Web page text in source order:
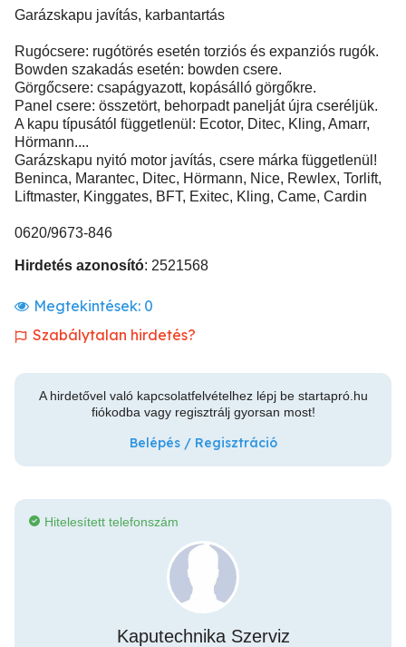
Garázskapu javítás, karbantartás
Rugócsere: rugótörés esetén torziós és expanziós rugók.
Bowden szakadás esetén: bowden csere.
Görgőcsere: csapágyazott, kopásálló görgőkre.
Panel csere: összetört, behorpadt panelját újra cseréljük.
A kapu típusától függetlenül: Ecotor, Ditec, Kling, Amarr,
Hörmann....
Garázskapu nyitó motor javítás, csere márka függetlenül!
Beninca, Marantec, Ditec, Hörmann, Nice, Rewlex, Torlift,
Liftmaster, Kinggates, BFT, Exitec, Kling, Came, Cardin
0620/9673-846
Hirdetés azonosító: 2521568
Megtekintések: 0
Szabálytalan hirdetés?
A hirdetővel való kapcsolatfelvételhez lépj be startapró.hu
fiókodba vagy regisztrálj gyorsan most!
Belépés / Regisztráció
Hitelesített telefonszám
Kaputechnika Szerviz